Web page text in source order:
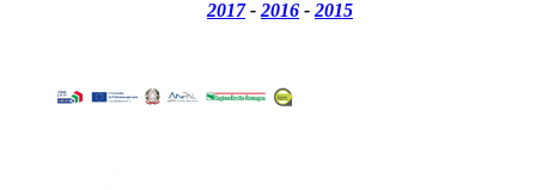
2017- 2016 - 2015